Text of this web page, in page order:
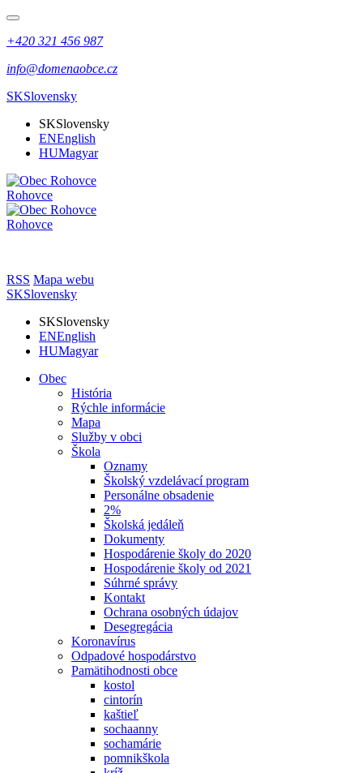
+420 321 456 987
info@domenaobce.cz
SKSlovensky
SKSlovensky
ENEnglish
HUMagyar
Rohovce
Rohovce
RSS Mapa webu
SKSlovensky
SKSlovensky
ENEnglish
HUMagyar
Obec
História
Rýchle informácie
Mapa
Služby v obci
Škola
Oznamy
Školský vzdelávací program
Personálne obsadenie
2%
Školská jedáleň
Dokumenty
Hospodárenie školy do 2020
Hospodárenie školy od 2021
Súhrné správy
Kontakt
Ochrana osobných údajov
Desegregácia
Koronavírus
Odpadové hospodárstvo
Pamätihodnosti obce
kostol
cintorín
kaštieľ
sochaanny
sochamárie
pomnikškola